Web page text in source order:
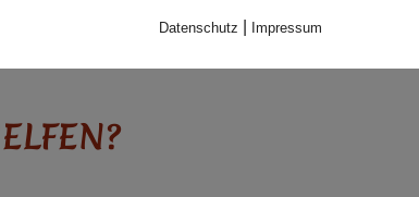
Datenschutz Impressum